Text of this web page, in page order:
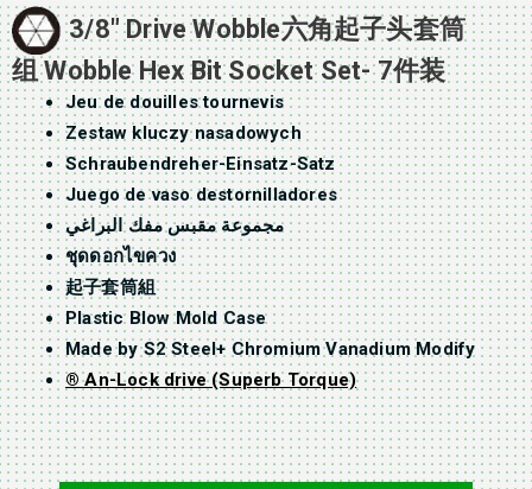
3/8″ Drive Wobble六角起子头套筒
组 Wobble Hex Bit Socket Set- 7件装
Jeu de douilles tournevis
Zestaw kluczy nasadowych
Schraubendreher-Einsatz-Satz
Juego de vaso destornilladores
مجموعة مقبس مفك البراغي
ชุดดอกไขควง
起子套筒組
Plastic Blow Mold Case
Made by S2 Steel+ Chromium Vanadium Modify
® An-Lock drive (Superb Torque)